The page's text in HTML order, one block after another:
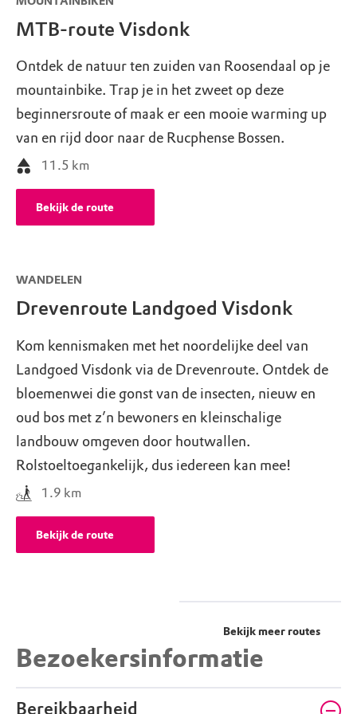
MTB-route Visdonk
Ontdek de natuur ten zuiden van Roosendaal op je
mountainbike. Trap je in het zweet op deze
beginnersroute of maak er een mooie warming up
van en rijd door naar de Rucphense Bossen.
11.5 km
Bekijk de route
WANDELEN
Drevenroute Landgoed Visdonk
Kom kennismaken met het noordelijke deel van
Landgoed Visdonk via de Drevenroute. Ontdek de
bloemenwei die gonst van de insecten, nieuw en
oud bos met z’n bewoners en kleinschalige
landbouw omgeven door houtwallen.
Rolstoeltoegankelijk, dus iedereen kan mee!
1.9 km
Bekijk de route
Bekijk meer routes
Bezoekersinformatie
Bereikbaarheid